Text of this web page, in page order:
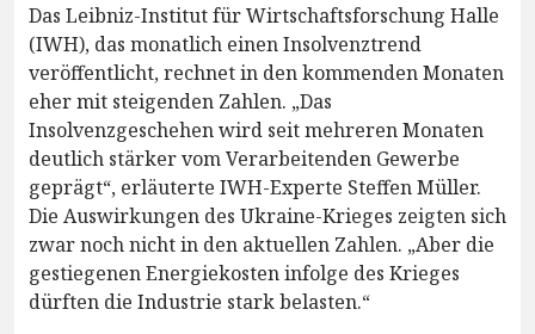
Das Leibniz-Institut für Wirtschaftsforschung Halle
(IWH), das monatlich einen Insolvenztrend
veröffentlicht, rechnet in den kommenden Monaten
eher mit steigenden Zahlen. „Das
Insolvenzgeschehen wird seit mehreren Monaten
deutlich stärker vom Verarbeitenden Gewerbe
geprägt“, erläuterte IWH-Experte Steffen Müller.
Die Auswirkungen des Ukraine-Krieges zeigten sich
zwar noch nicht in den aktuellen Zahlen. „Aber die
gestiegenen Energiekosten infolge des Krieges
dürften die Industrie stark belasten.“